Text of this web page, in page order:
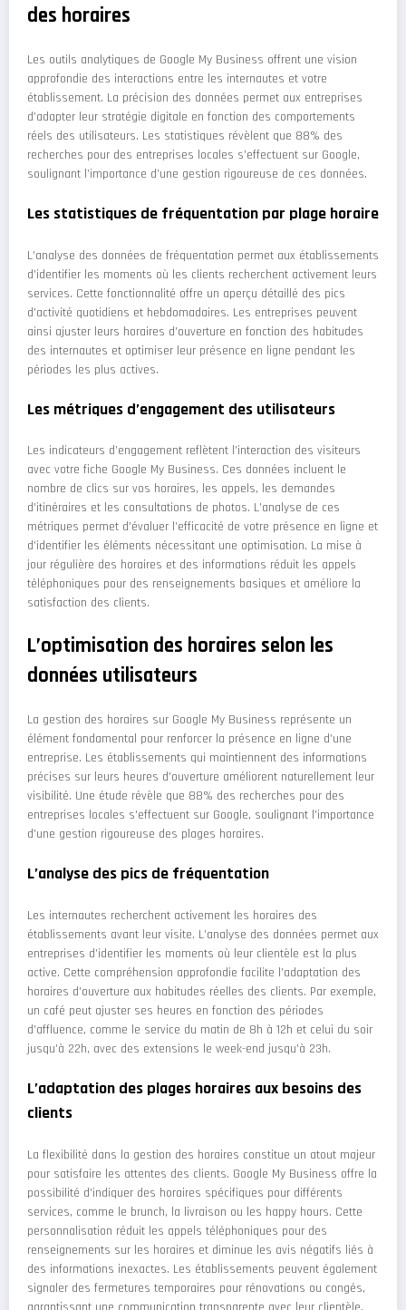
des horaires
Les outils analytiques de Google My Business offrent une vision
approfondie des interactions entre les internautes et votre
établissement. La précision des données permet aux entreprises
d’adapter leur stratégie digitale en fonction des comportements
réels des utilisateurs. Les statistiques révèlent que 88% des
recherches pour des entreprises locales s’effectuent sur Google,
soulignant l’importance d’une gestion rigoureuse de ces données.
Les statistiques de fréquentation par plage horaire
L’analyse des données de fréquentation permet aux établissements
d’identifier les moments où les clients recherchent activement leurs
services. Cette fonctionnalité offre un aperçu détaillé des pics
d’activité quotidiens et hebdomadaires. Les entreprises peuvent
ainsi ajuster leurs horaires d’ouverture en fonction des habitudes
des internautes et optimiser leur présence en ligne pendant les
périodes les plus actives.
Les métriques d’engagement des utilisateurs
Les indicateurs d’engagement reflètent l’interaction des visiteurs
avec votre fiche Google My Business. Ces données incluent le
nombre de clics sur vos horaires, les appels, les demandes
d’itinéraires et les consultations de photos. L’analyse de ces
métriques permet d’évaluer l’efficacité de votre présence en ligne et
d’identifier les éléments nécessitant une optimisation. La mise à
jour régulière des horaires et des informations réduit les appels
téléphoniques pour des renseignements basiques et améliore la
satisfaction des clients.
L’optimisation des horaires selon les
données utilisateurs
La gestion des horaires sur Google My Business représente un
élément fondamental pour renforcer la présence en ligne d’une
entreprise. Les établissements qui maintiennent des informations
précises sur leurs heures d’ouverture améliorent naturellement leur
visibilité. Une étude révèle que 88% des recherches pour des
entreprises locales s’effectuent sur Google, soulignant l’importance
d’une gestion rigoureuse des plages horaires.
L’analyse des pics de fréquentation
Les internautes recherchent activement les horaires des
établissements avant leur visite. L’analyse des données permet aux
entreprises d’identifier les moments où leur clientèle est la plus
active. Cette compréhension approfondie facilite l’adaptation des
horaires d’ouverture aux habitudes réelles des clients. Par exemple,
un café peut ajuster ses heures en fonction des périodes
d’affluence, comme le service du matin de 8h à 12h et celui du soir
jusqu’à 22h, avec des extensions le week-end jusqu’à 23h.
L’adaptation des plages horaires aux besoins des
clients
La flexibilité dans la gestion des horaires constitue un atout majeur
pour satisfaire les attentes des clients. Google My Business offre la
possibilité d’indiquer des horaires spécifiques pour différents
services, comme le brunch, la livraison ou les happy hours. Cette
personnalisation réduit les appels téléphoniques pour des
renseignements sur les horaires et diminue les avis négatifs liés à
des informations inexactes. Les établissements peuvent également
signaler des fermetures temporaires pour rénovations ou congés,